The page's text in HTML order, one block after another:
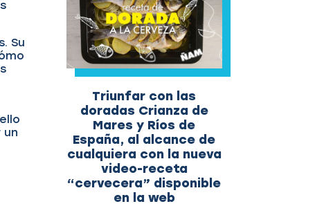
Su
Triunfar con las
doradas Crianza de
Mares y Ríos de
España, al alcance de
cualquiera con la nueva
video-receta
“cervecera” disponible
en la web